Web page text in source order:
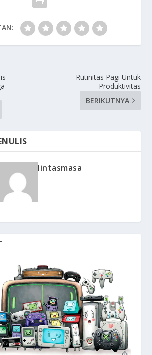
Rutinitas Pagi Untuk
Produktivitas
BERIKUTNYA
lintasmasa